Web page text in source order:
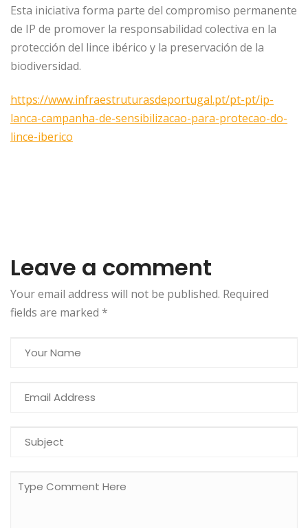
Esta iniciativa forma parte del compromiso permanente
de IP de promover la responsabilidad colectiva en la
protección del lince ibérico y la preservación de la
biodiversidad.
https://www.infraestruturasdeportugal.pt/pt-pt/ip-
lanca-campanha-de-sensibilizacao-para-protecao-do-
lince-iberico
Leave a comment
Your email address will not be published. Required
fields are marked *